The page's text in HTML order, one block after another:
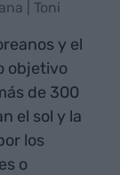
| Toni
y el
objetivo
de 300
el sol y la
los
o